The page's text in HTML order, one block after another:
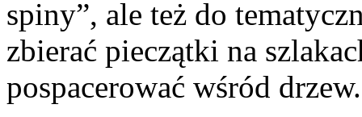
spiny”, ale też do
zbierać pieczątki na
pospacerować wśród drzew.